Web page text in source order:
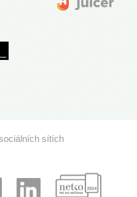
sítích